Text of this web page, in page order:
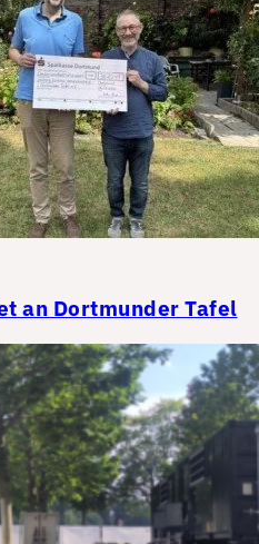
an Dortmunder Tafel